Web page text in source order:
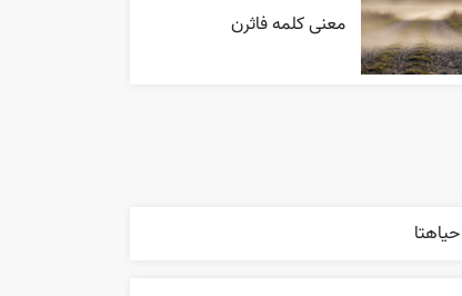
معنی کلمه فاثرن